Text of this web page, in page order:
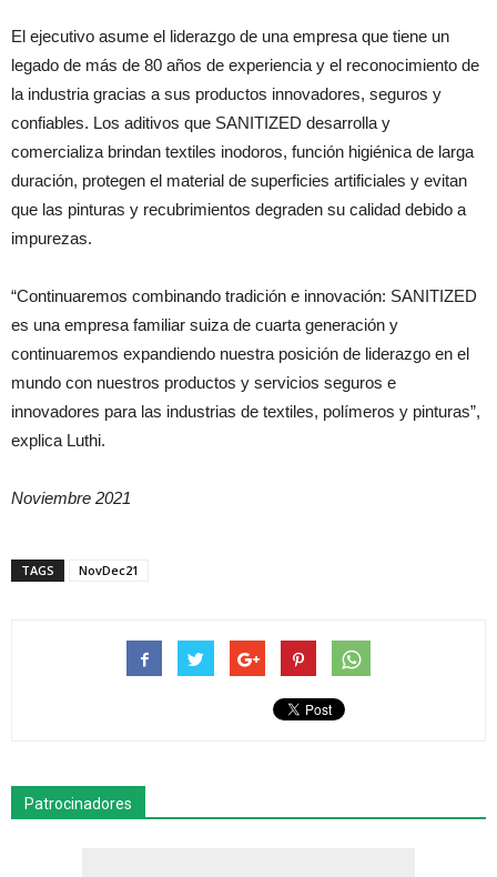
El ejecutivo asume el liderazgo de una empresa que tiene un
legado de más de 80 años de experiencia y el reconocimiento de
la industria gracias a sus productos innovadores, seguros y
confiables. Los aditivos que SANITIZED desarrolla y
comercializa brindan textiles inodoros, función higiénica de larga
duración, protegen el material de superficies artificiales y evitan
que las pinturas y recubrimientos degraden su calidad debido a
impurezas.
“Continuaremos combinando tradición e innovación: SANITIZED
es una empresa familiar suiza de cuarta generación y
continuaremos expandiendo nuestra posición de liderazgo en el
mundo con nuestros productos y servicios seguros e
innovadores para las industrias de textiles, polímeros y pinturas”,
explica Luthi.
Noviembre 2021
TAGS NovDec21
Patrocinadores